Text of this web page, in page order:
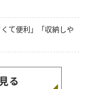
て便利」「収納しや
る